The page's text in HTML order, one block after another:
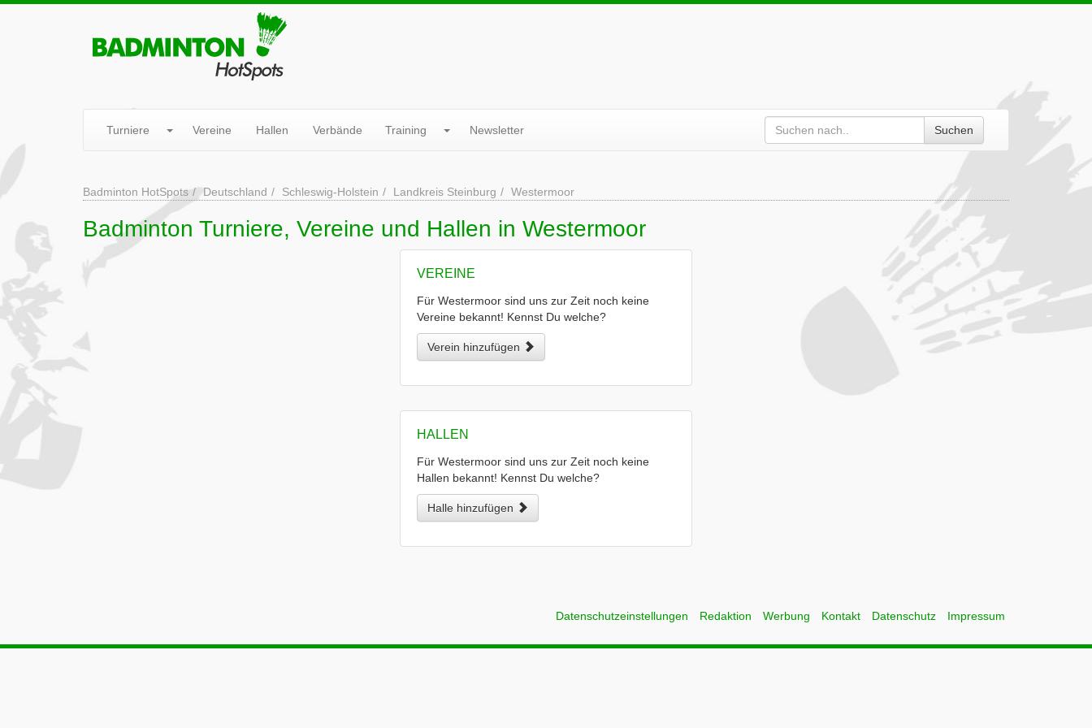
Turniere Vereine Hallen Verbände Training Newsletter Suchen
Badminton HotSpots Deutschland Schleswig-Holstein Landkreis Steinburg Westermoor
Badminton Turniere, Vereine und Hallen in Westermoor
VEREINE
Für Westermoor sind uns zur Zeit noch keine
Vereine bekannt! Kennst Du welche?
Verein hinzufügen
HALLEN
Für Westermoor sind uns zur Zeit noch keine
Hallen bekannt! Kennst Du welche?
Halle hinzufügen
Datenschutzeinstellungen Redaktion Werbung Kontakt Datenschutz Impressum